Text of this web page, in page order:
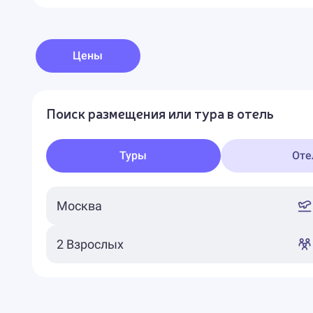
Цены
Поиск размещения или тура в отель
Туры